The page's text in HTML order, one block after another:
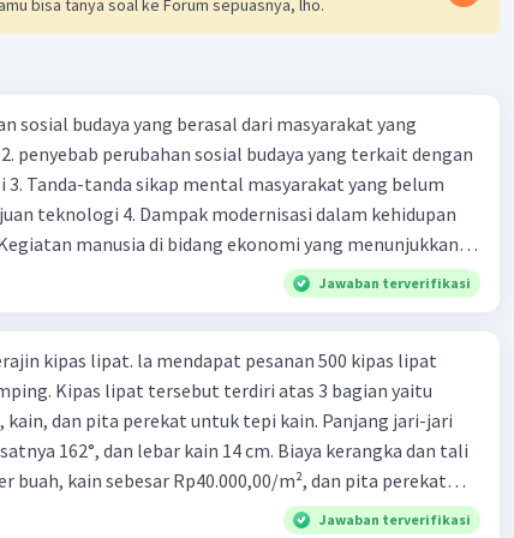
bisa tanya soal ke Forum sepuasnya, lho.
sosial budaya yang berasal dari masyarakat yang
penyebab perubahan sosial budaya yang terkait dengan
Tanda-tanda sikap mental masyarakat yang belum
teknologi 4. Dampak modernisasi dalam kehidupan
manusia di bidang ekonomi yang menunjukkan
6. Contoh pengaruh modernisasi di bidang ilmu
terhadap pola pikir masyarakat 7. Konsep
kesalahan tersebut menganggap jika menjadi modern
dari globalisasi 9. Bentuk kearifan lokal di wilayah
dalam pengelolaan SDA dan dukungan dalam bentuk
menjaga tradisi kearifan lokal di Nusantara 11. Ciri uang
melakukan kegiatan barter 13. Arti dari durability yang
benda bisa dikatakan sebagai uang 14. maksud token
Jawaban terverifikasi
kipas lipat. la mendapat pesanan 500 kipas lipat
Kipas lipat tersebut terdiri atas 3 bagian yaitu
kain, dan pita perekat untuk tepi kain. Panjang jari-jari
162°, dan lebar kain 14 cm. Biaya kerangka dan tali
buah, kain sebesar Rp40.000,00/m², dan pita perekat
dijual dengan harga Rp6.500,00 per buah. Tentukan
Jawaban terverifikasi